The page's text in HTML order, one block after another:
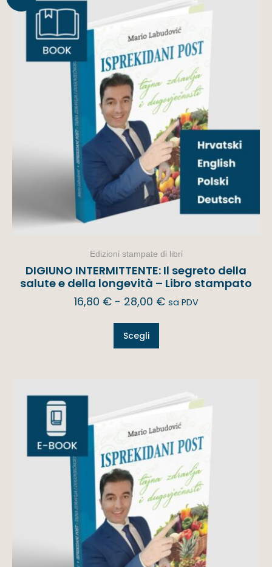
Edizioni stampate di libri
DIGIUNO INTERMITTENTE: Il segreto della
salute e della longevità – Libro stampato
16,80 € - 28,00 € sa PDV
Scegli